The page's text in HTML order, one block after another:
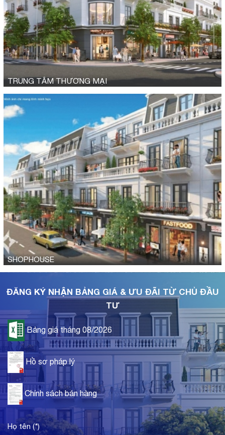
TRUNG TÂM THƯƠNG MẠI
SHOPHOUSE
ĐĂNG KÝ NHẬN BẢNG GIÁ & ƯU ĐÃI TỪ CHỦ ĐẦU
TƯ
Bảng giá tháng 08/2026
Hồ sơ pháp lý
Chính sách bán hàng